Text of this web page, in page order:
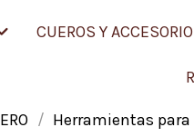
CUEROS Y
Herramientas